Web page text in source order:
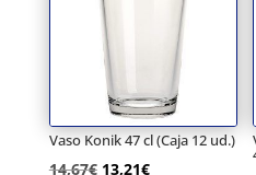
Vaso Konik 47 cl (Caja 12 ud.)
14,67€ El
13,21€El